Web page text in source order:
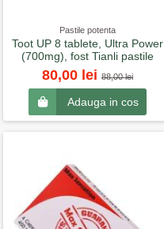
Pastile potenta
Toot UP 8 tablete, Ultra Power
(700mg), fost Tianli pastile
80,00 lei88,00 lei
Adauga in cos